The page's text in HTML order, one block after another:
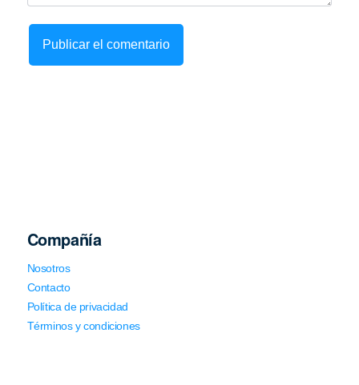
Compañía
Nosotros
Contacto
Política de privacidad
Términos y condiciones